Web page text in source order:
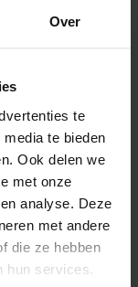
Over
te
te bieden
Ook delen we
met onze
analyse. Deze
met andere
die ze hebben
hun services.
of die het